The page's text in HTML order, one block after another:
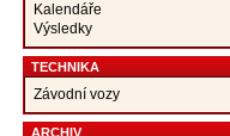
Kalendáře
Výsledky
TECHNIKA
Závodní vozy
ARCHIV